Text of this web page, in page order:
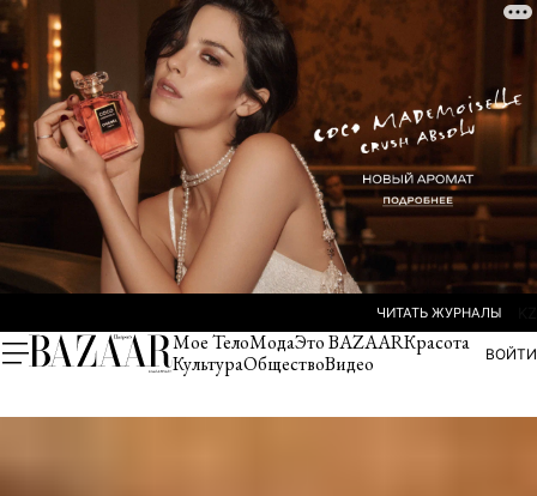
ЧИТАТЬ ЖУРНАЛЫ
Мое ТелоМодаЭто BAZAARКрасота
КультураОбществоВидео ВОЙТИ